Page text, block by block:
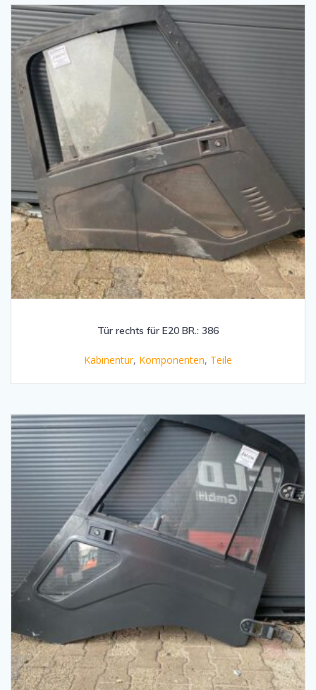
Tür rechts für E20 BR.: 386
Kabinentür, Komponenten, Teile